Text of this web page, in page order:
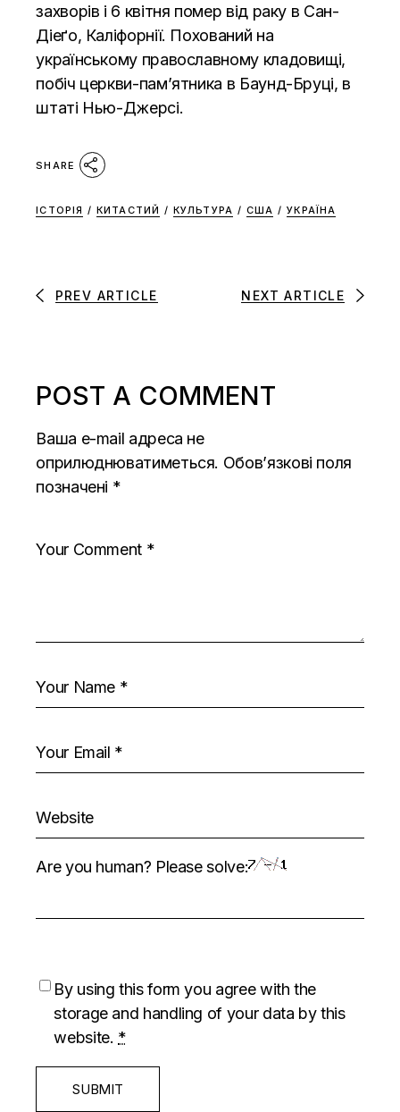
захворів і 6 квітня помер від раку в Сан-
Діеґо, Каліфорнії. Похований на
українському православному кладовищі,
побіч церкви-пам’ятника в Баунд-Бруці, в
штаті Нью-Джерсі.
SHARE
ІСТОРІЯ / КИТАСТИЙ / КУЛЬТУРА / США / УКРАЇНА
PREV ARTICLE NEXT ARTICLE
POST A COMMENT
Ваша e-mail адреса не
оприлюднюватиметься. Обов’язкові поля
позначені *
Are you human? Please solve:
By using this form you agree with the
storage and handling of your data by this
website. *
SUBMIT